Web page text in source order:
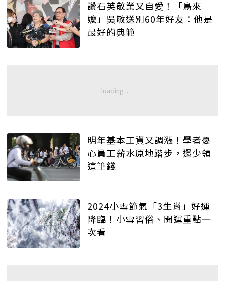
讚石英敬業又自愛！「鳥來
嬤」吳敏送別60年好友：他是
最好的典範
明年基本工資又調漲！學者憂
心員工薪水原地踏步，還少領
這筆錢
2024小雪節氣「3生肖」好運
降臨！小雪習俗、開運重點一
次看